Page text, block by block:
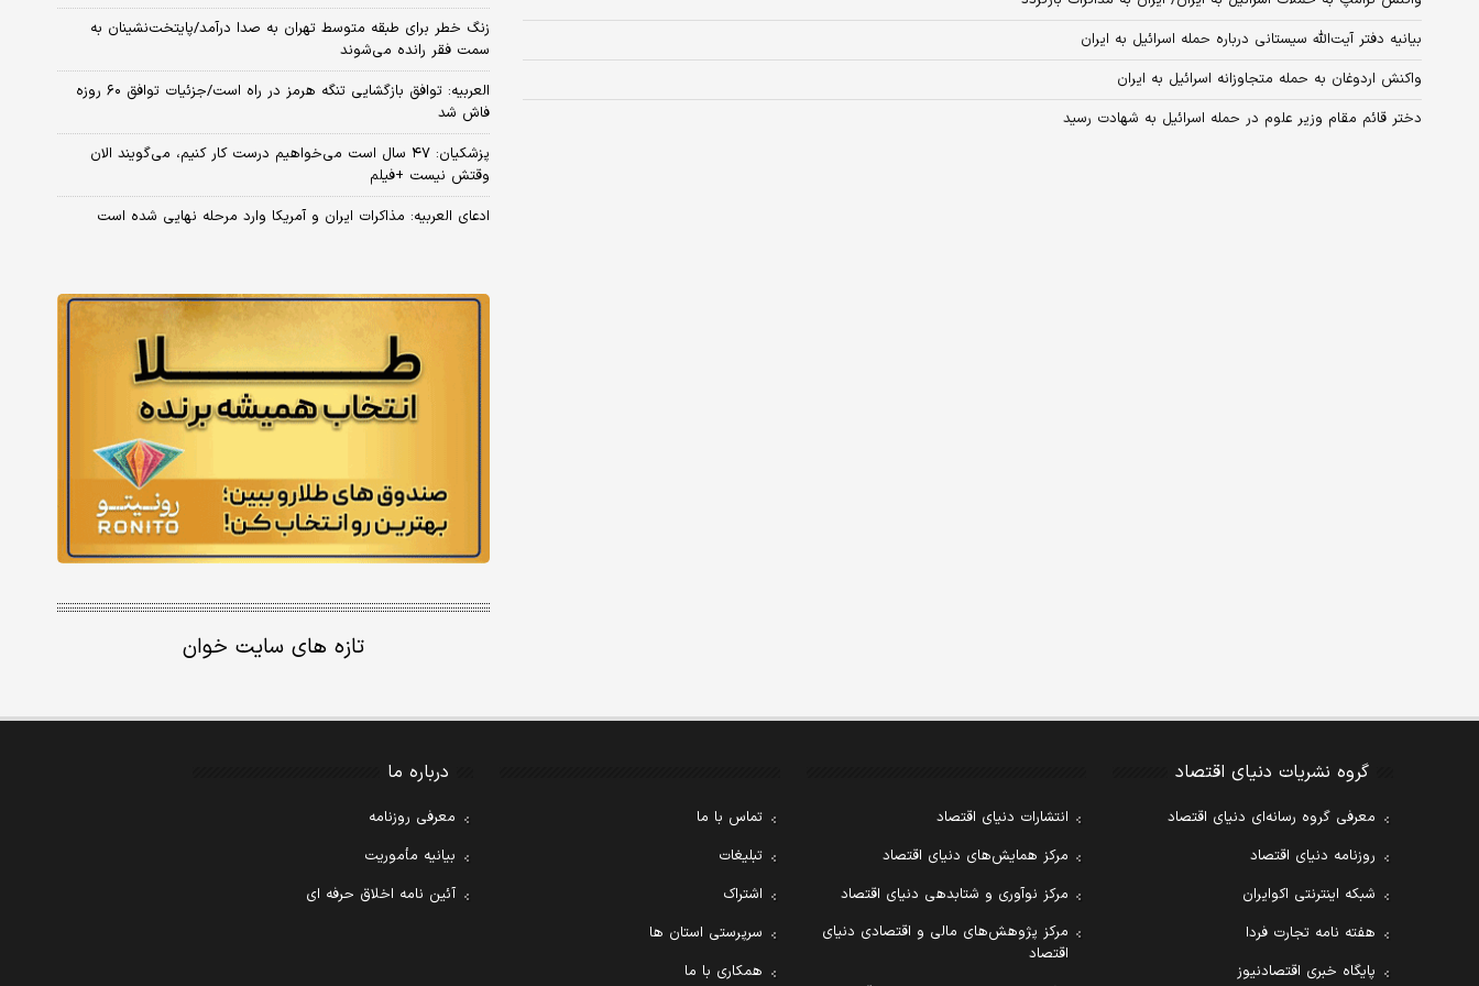
بیانیه دفتر آیت‌الله سیستانی درباره حمله اسرائیل به ایران
واکنش اردوغان به حمله متجاوزانه اسرائیل به ایران
دختر قائم مقام وزیر علوم در حمله اسرائیل به شهادت رسید
زنگ خطر برای طبقه متوسط تهران به صدا درآمد/پایتخت‌نشینان به
سمت فقر رانده می‌شوند
العربیه: توافق بازگشایی تنگه هرمز در راه است/جزئیات توافق ۶۰ روزه
فاش شد
پزشکیان: ۴۷ سال است می‌خواهیم درست کار کنیم، می‌گویند الان
وقتش نیست +فیلم
ادعای العربیه: مذاکرات ایران و آمریکا وارد مرحله نهایی شده است
تازه های سایت خوان
گروه نشریات دنیای اقتصاد
معرفی گروه رسانه‌ای دنیای اقتصاد
روزنامه دنیای اقتصاد
شبکه اینترنتی اکوایران
هفته نامه تجارت فردا
پایگاه خبری اقتصادنیوز
انتشارات دنیای اقتصاد
مرکز همایش‌های دنیای اقتصاد
مرکز نوآوری و شتابدهی دنیای اقتصاد
مرکز پژوهش‌های مالی و اقتصادی دنیای
اقتصاد
تماس با ما
تبلیغات
اشتراک
سرپرستی استان ها
همکاری با ما
درباره ما
معرفی روزنامه
بیانیه مأموریت
آئین نامه اخلاق حرفه ای